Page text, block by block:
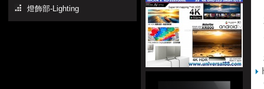
燈飾部-Lighting